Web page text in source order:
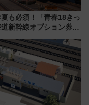
も必須！「青春18きっ
新幹線オプション券」